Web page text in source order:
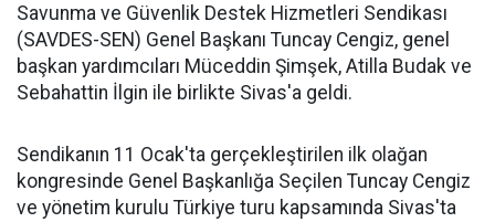
Savunma ve Güvenlik Destek Hizmetleri Sendikası
(SAVDES-SEN) Genel Başkanı Tuncay Cengiz, genel
başkan yardımcıları Müceddin Şimşek, Atilla Budak ve
Sebahattin İlgin ile birlikte Sivas'a geldi.
Sendikanın 11 Ocak'ta gerçekleştirilen ilk olağan
kongresinde Genel Başkanlığa Seçilen Tuncay Cengiz
ve yönetim kurulu Türkiye turu kapsamında Sivas'ta